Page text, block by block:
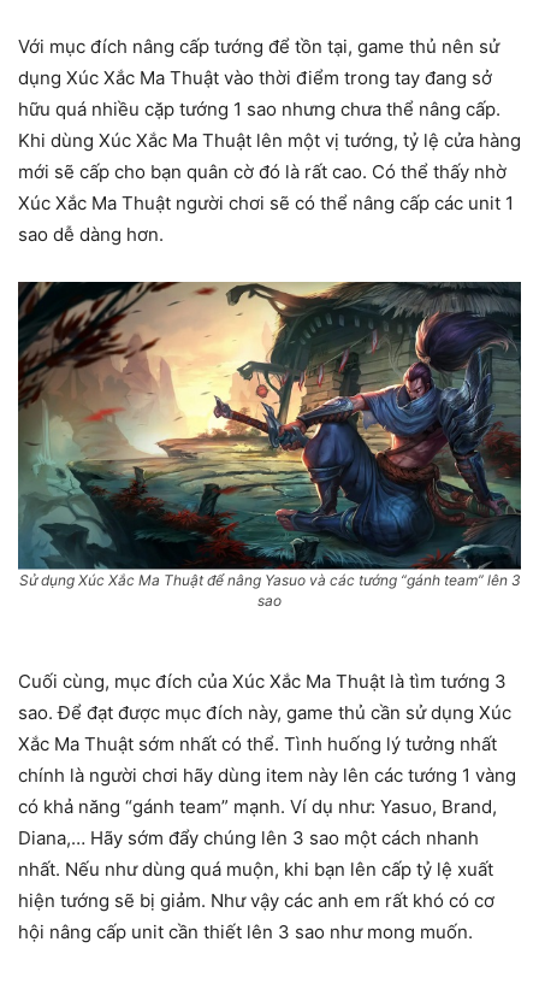
Với mục đích nâng cấp tướng để tồn tại, game thủ nên sử
dụng Xúc Xắc Ma Thuật vào thời điểm trong tay đang sở
hữu quá nhiều cặp tướng 1 sao nhưng chưa thể nâng cấp.
Khi dùng Xúc Xắc Ma Thuật lên một vị tướng, tỷ lệ cửa hàng
mới sẽ cấp cho bạn quân cờ đó là rất cao. Có thể thấy nhờ
Xúc Xắc Ma Thuật người chơi sẽ có thể nâng cấp các unit 1
sao dễ dàng hơn.
Sử dụng Xúc Xắc Ma Thuật để nâng Yasuo và các tướng “gánh team” lên 3
sao
Cuối cùng, mục đích của Xúc Xắc Ma Thuật là tìm tướng 3
sao. Để đạt được mục đích này, game thủ cần sử dụng Xúc
Xắc Ma Thuật sớm nhất có thể. Tình huống lý tưởng nhất
chính là người chơi hãy dùng item này lên các tướng 1 vàng
có khả năng “gánh team” mạnh. Ví dụ như: Yasuo, Brand,
Diana,… Hãy sớm đẩy chúng lên 3 sao một cách nhanh
nhất. Nếu như dùng quá muộn, khi bạn lên cấp tỷ lệ xuất
hiện tướng sẽ bị giảm. Như vậy các anh em rất khó có cơ
hội nâng cấp unit cần thiết lên 3 sao như mong muốn.